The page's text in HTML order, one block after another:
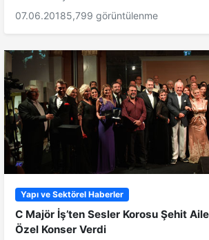
07.06.20185,799 görüntülenme
Yapı ve Sektörel Haberler
C Majör İş’ten Sesler Korosu Şehit
Özel Konser Verdi